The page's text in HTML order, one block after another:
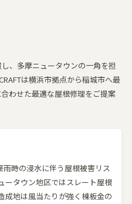
、多摩ニュータウンの一角を担
は横浜市拠点から稲城市へ最
わせた最適な屋根修理をご提案
雨時の浸水に伴う屋根被害リス
ータウン地区ではスレート屋根
成地は風当たりが強く棟板金の